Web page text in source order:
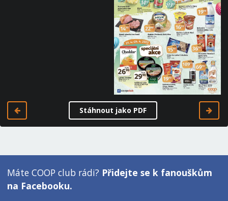
Stáhnout jako PDF
Máte COOP club rádi? Přidejte se k fanouškům
na Facebooku.